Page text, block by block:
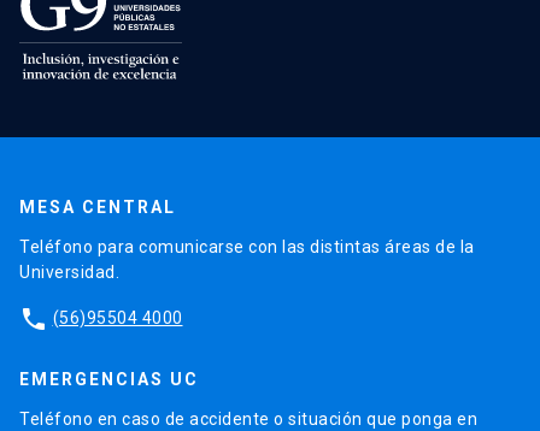
MESA CENTRAL
Teléfono para comunicarse con las distintas áreas de la
Universidad.
phone (56)95504 4000
EMERGENCIAS UC
Teléfono en caso de accidente o situación que ponga en